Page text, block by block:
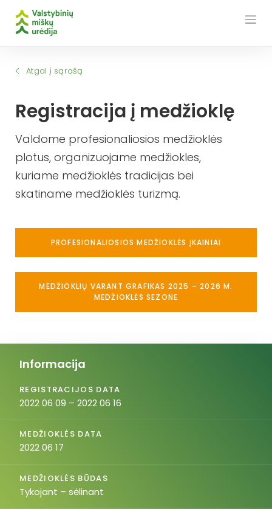
Atgal į sąrašą
Registracija į medžioklę
Valdome profesionaliosios medžioklės
plotus, organizuojame medžiokles,
kuriame medžioklės tradicijas bei
skatiname medžioklės turizmą.
PROFESIONALIOSIOS MEDŽIOKLĖS ĮKAINIAI
MEDŽIOKLIŲ VARANT GRAFIKAS 2025 – 2026 M.
MEDŽIOKLĖS SEZONE
Informacija
REGISTRACIJOS DATA
2022 06 09 – 2022 06 16
MEDŽIOKLĖS DATA
2022 06 17
MEDŽIOKLĖS BŪDAS
Tykojant – sėlinant